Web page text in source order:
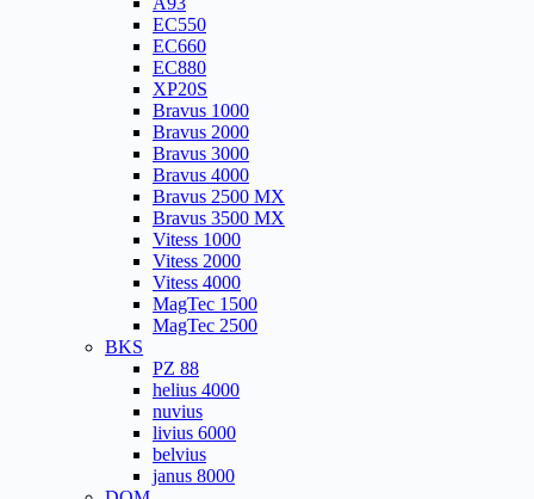
EC550
EC660
EC880
XP20S
Bravus 1000
Bravus 2000
Bravus 3000
Bravus 4000
Bravus 2500 MX
Bravus 3500 MX
Vitess 1000
Vitess 2000
Vitess 4000
MagTec 1500
MagTec 2500
BKS
PZ 88
helius 4000
nuvius
livius 6000
belvius
janus 8000